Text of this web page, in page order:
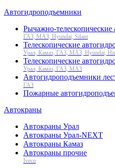
Автогидроподъемники
Рычажно-
ГАЗ, МАЗ, Hyundai, Silant
Телескопические
Урал, Камаз, ГАЗ, МАЗ, Hyundai,
Телескопические
Урал, Камаз, ГАЗ, МАЗ
Автогидроподъемники
ГАЗ
Пожарные
Автокраны
Автокраны Урал
Автокраны Урал-NEXT
Автокраны Камаз
Автокраны прочие
Iveco